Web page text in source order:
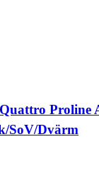
Proline
SoV/Dvärm